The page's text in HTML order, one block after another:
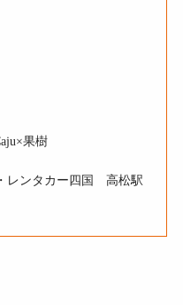
果樹
レンタカー四国 高松駅